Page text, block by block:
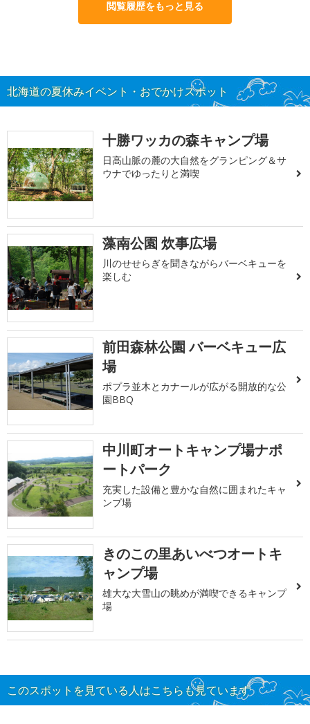
閲覧履歴をもっと見る
北海道の夏休みイベント・おでかけスポット
十勝ワッカの森キャンプ場
日高山脈の麓の大自然をグランピング＆サ
ウナでゆったりと満喫
藻南公園 炊事広場
川のせせらぎを聞きながらバーベキューを
楽しむ
前田森林公園 バーベキュー広
場
ポプラ並木とカナールが広がる開放的な公
園BBQ
中川町オートキャンプ場ナポ
ートパーク
充実した設備と豊かな自然に囲まれたキャ
ンプ場
きのこの里あいべつオートキ
ャンプ場
雄大な大雪山の眺めが満喫できるキャンプ
場
このスポットを見ている人はこちらも見ています